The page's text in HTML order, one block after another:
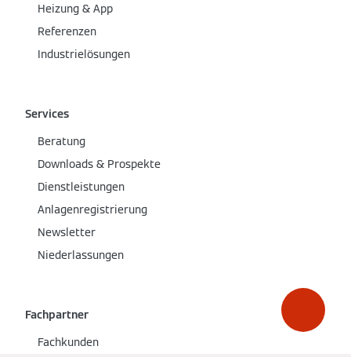
Heizung & App
Referenzen
Industrielösungen
Services
Beratung
Downloads & Prospekte
Dienstleistungen
Anlagenregistrierung
Newsletter
Niederlassungen
Fachpartner
Fachkunden